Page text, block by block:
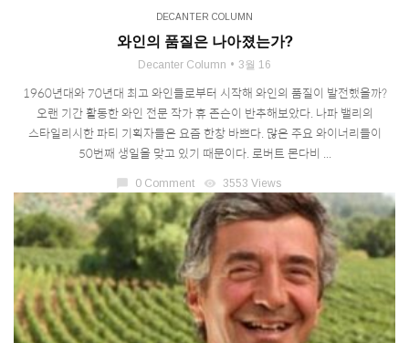
DECANTER COLUMN
와인의 품질은 나아졌는가?
Decanter Column 3월 16
1960년대와 70년대 최고 와인들로부터 시작해 와인의 품질이 발전했을까?
오랜 기간 활동한 와인 전문 작가 휴 존슨이 반추해보았다. 나파 밸리의
스타일리시한 파티 기획자들은 요즘 한창 바쁘다. 많은 주요 와이너리들이
50번째 생일을 맞고 있기 때문이다. 로버트 몬다비 ...
0 Comment visibility 3553 Views